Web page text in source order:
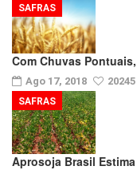
Com Chuvas
Ago 17, 2018 20245
SAFRAS
Aprosoja Brasil
SAFRAS